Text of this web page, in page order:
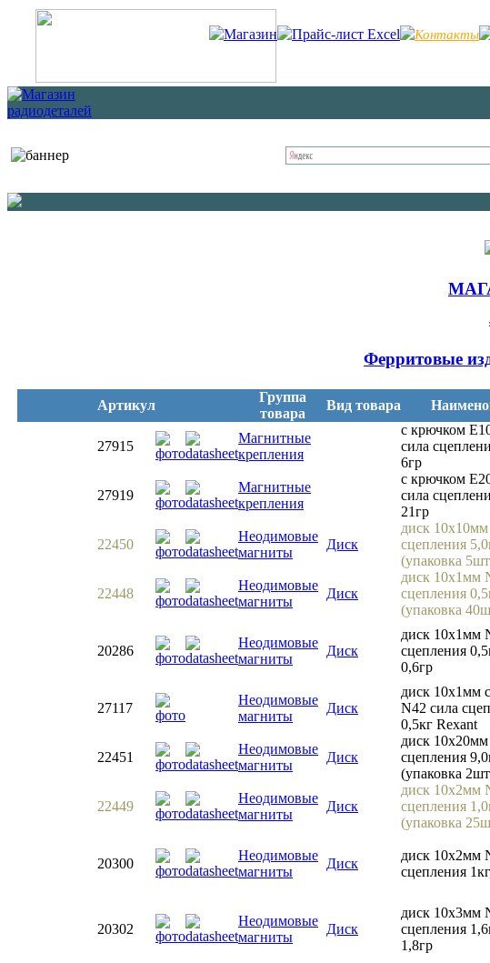
Магазин Прайс-лист Excel Контакты
Ферритовые
Артикул
Группа
товара
Вид товара
27915
Магнитные
крепления
с крючком
сила
6гр
27919
Магнитные
крепления
с крючком
сила
21гр
22450
Неодимовые
магниты
Диск
диск
сцепления
(упаковка
22448
Неодимовые
магниты
Диск
диск 10х1мм
сцепления
(упаковка
20286
Неодимовые
магниты
Диск
диск 10х1мм
сцепления
0,6гр
27117
Неодимовые
магниты
Диск
диск 10х1мм
N42 сила
0,5кг Rexant
22451
Неодимовые
магниты
Диск
диск
сцепления
(упаковка
22449
Неодимовые
магниты
Диск
диск 10х2мм
сцепления
(упаковка
20300
Неодимовые
магниты
Диск
диск 10х2мм
сцепления
20302
Неодимовые
магниты
Диск
диск 10х3мм
сцепления
1,8гр